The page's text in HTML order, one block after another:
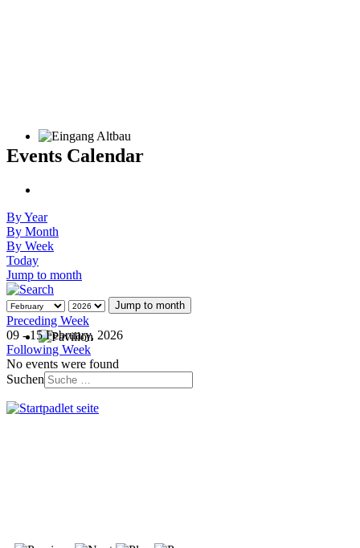
Events Calendar
By Year
By Month
By Week
Today
Jump to month
Jump to month
Preceding Week
09 - 15 February, 2026
Following Week
No events were found
Suchen